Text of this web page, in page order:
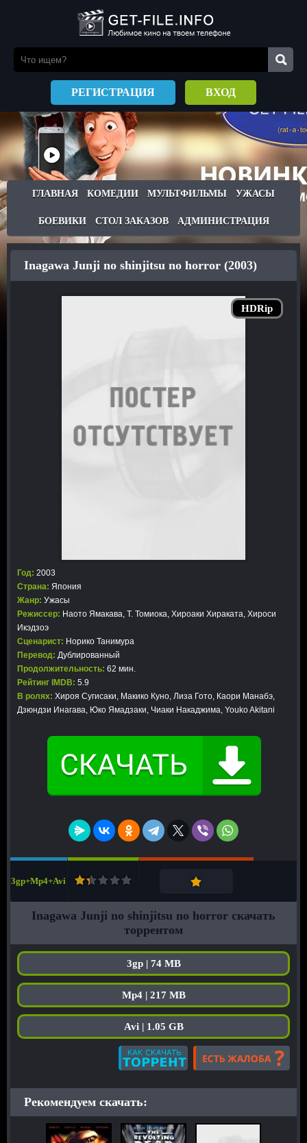
РЕГИСТРАЦИЯ ВХОД
ГЛАВНАЯ КОМЕДИИ МУЛЬТФИЛЬМЫ УЖАСЫ
БОЕВИКИ СТОЛ ЗАКАЗОВ АДМИНИСТРАЦИЯ
HDRip
Inagawa Junji no shinjitsu no horror (2003)
Год: 2003
Страна: Япония
Жанр: Ужасы
Режиссер: Наото Ямакава, Т. Томиока, Хироаки Хираката, Хироси
Икэдзоэ
Сценарист: Норико Танимура
Перевод: Дублированный
Продолжительность: 62 мин.
Рейтинг IMDB: 5.9
В ролях: Хироя Сугисаки, Макико Куно, Лиза Гото, Каори Манабэ,
Дзюндзи Инагава, Юко Ямадзаки, Чиаки Накаджима, Youko Akitani
3gp+Mp4+Avi
Inagawa Junji no shinjitsu no horror скачать
торрентом
3gp | 74 MB
Mp4 | 217 MB
Avi | 1.05 GB
Рекомендуем скачать: